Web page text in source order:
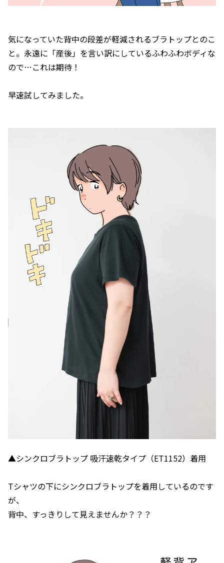
気になっていた背中の段差が軽減されるブラトップとのこ
と。永遠に「産後」を言い訳にしているふわふわボディな
ので…これは期待！
早速試してみました。
▲シンクロブラトップ 吸汗速乾タイプ（ET1152）着用
Tシャツの下にシンクロブラトップを着用しているのです
が、
背中、すっきりして見えませんか？？？